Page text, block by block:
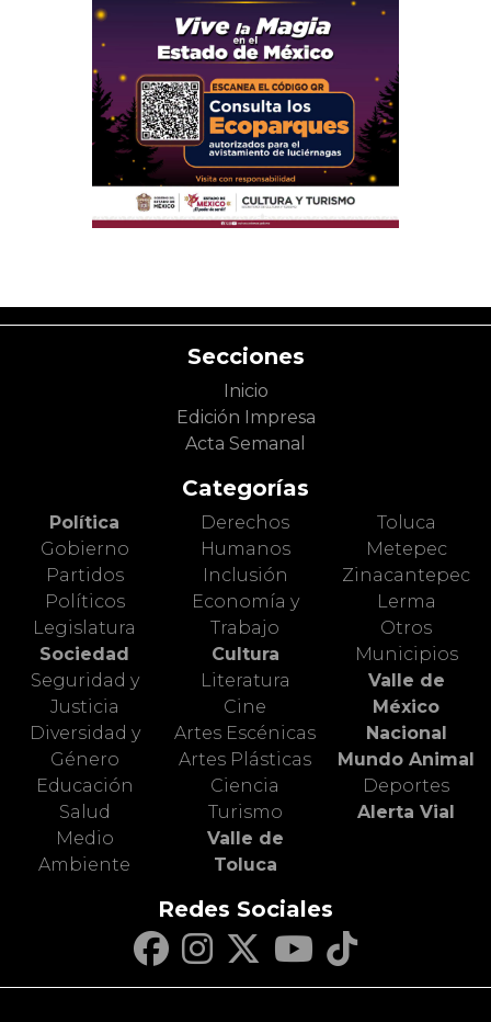
Secciones
Inicio
Edición Impresa
Acta Semanal
Categorías
Política
Gobierno
Partidos
Políticos
Legislatura
Sociedad
Seguridad y
Justicia
Diversidad y
Género
Educación
Salud
Medio
Ambiente
Derechos
Humanos
Inclusión
Economía y
Trabajo
Cultura
Literatura
Cine
Artes Escénicas
Artes Plásticas
Ciencia
Turismo
Valle de
Toluca
Toluca
Metepec
Zinacantepec
Lerma
Otros
Municipios
Valle de
México
Nacional
Mundo Animal
Deportes
Alerta Vial
Redes Sociales